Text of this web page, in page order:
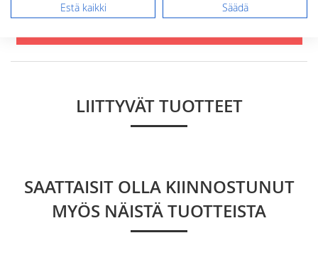
LIITTYVÄT TUOTTEET
SAATTAISIT OLLA KIINNOSTUNUT
MYÖS NÄISTÄ TUOTTEISTA
Estä kaikki Säädä